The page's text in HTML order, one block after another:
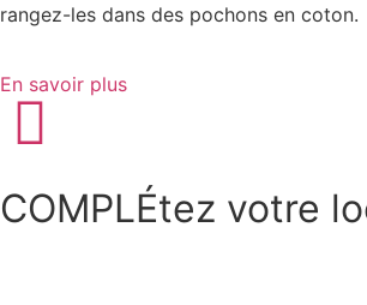
rangez-les dans des pochons en coton.
En savoir plus
COMPLÉtez votre